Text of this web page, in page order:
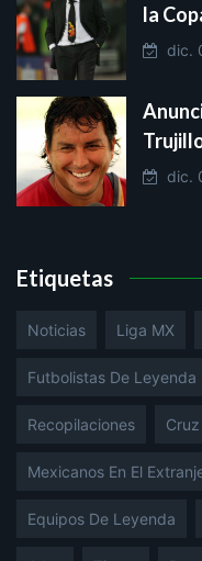
la
dic.
dic.
Etiquetas
Noticias Liga MX
Futbolistas De Leyenda
Recopilaciones
Mexicanos En El
Equipos De Leyenda